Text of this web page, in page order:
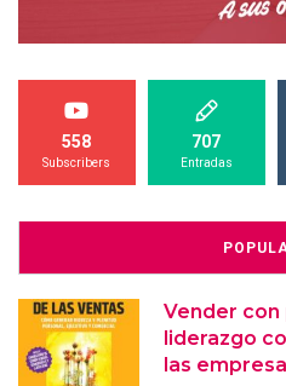
558
Subscribers
707
Entradas
Vender con
liderazgo
las